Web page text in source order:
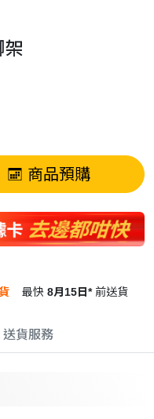
架
商品預購
最快 8月15日* 前送貨
與退款政策
送貨服務